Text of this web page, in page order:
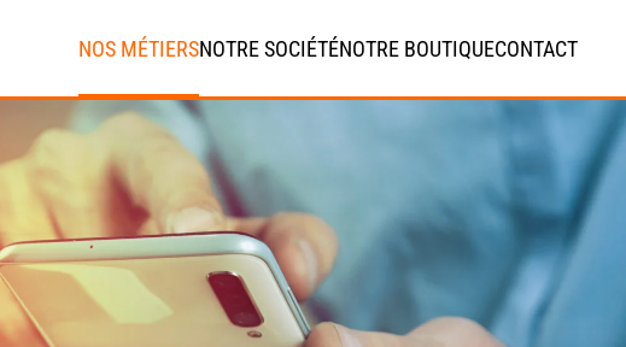
NOS MÉTIERSNOTRE SOCIÉTÉNOTRE BOUTIQUECONTACT